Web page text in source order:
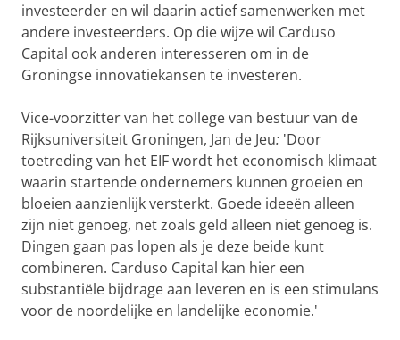
investeerder en wil daarin actief samenwerken met
andere investeerders. Op die wijze wil Carduso
Capital ook anderen interesseren om in de
Groningse innovatiekansen te investeren.
Vice-voorzitter van het college van bestuur van de
Rijksuniversiteit Groningen, Jan de Jeu: 'Door
toetreding van het EIF wordt het economisch klimaat
waarin startende ondernemers kunnen groeien en
bloeien aanzienlijk versterkt. Goede ideeën alleen
zijn niet genoeg, net zoals geld alleen niet genoeg is.
Dingen gaan pas lopen als je deze beide kunt
combineren. Carduso Capital kan hier een
substantiële bijdrage aan leveren en is een stimulans
voor de noordelijke en landelijke economie.'